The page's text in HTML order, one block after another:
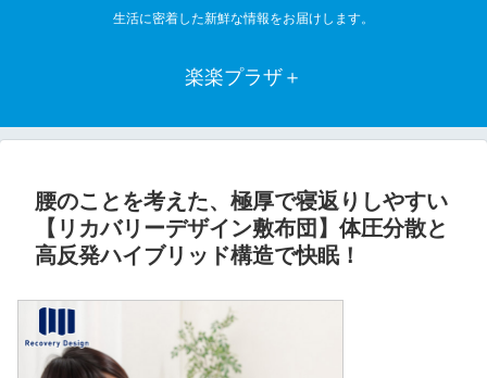
生活に密着した新鮮な情報をお届けします。
楽楽プラザ＋
腰のことを考えた、極厚で寝返りしやすい
【リカバリーデザイン敷布団】体圧分散と
高反発ハイブリッド構造で快眠！